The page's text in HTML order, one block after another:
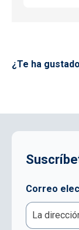
¿Te ha
Correo